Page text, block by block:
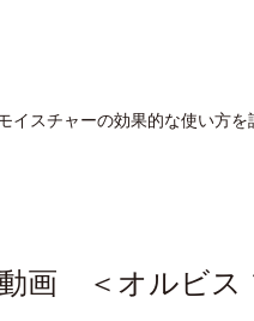
スチャーの効果的な使い方を
画 ＜オルビス